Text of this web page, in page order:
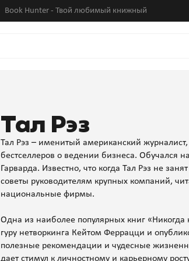
Book Hunter - Твой любимый книжный
Тал Рэз
Тал Рэз – именитый американский журналист,
бестселлеров о ведении бизнеса. Обучался
Гарварда. Известно, что когда Тал Рэз не
советы руководителям крупных компаний,
национальные фирмы.
Одна из наиболее популярных книг
гуру нетворкинга Кейтом Феррацци и
полезные рекомендации и чудесные
дает стимул к личностному и карьерному